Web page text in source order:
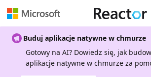
Buduj aplikacje natywne w chmurze
Gotowy na AI? Dowiedz się, jak
aplikacje natywne w chmurze za